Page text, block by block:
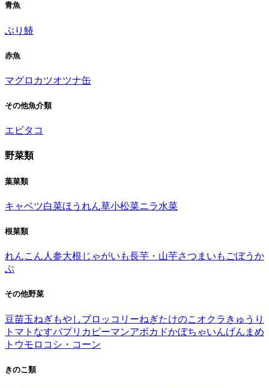
青魚
ぶり 鰆
赤魚
マグロ カツオツナ缶
その他魚介類
エビタコ
野菜類
葉菜類
キャベツ白菜ほうれん草小松菜ニラ水菜
根菜類
れんこん 人参大根 じゃがいも長芋・山芋さつまいも ごぼう か
ぶ
その他野菜
豆苗玉ねぎもやしブロッコリーねぎたけのこ オクラ きゅうり
トマト なすパプリカ ピーマンアボカドかぼちゃいんげんまめ
トウモロコシ・コーン
きのこ類